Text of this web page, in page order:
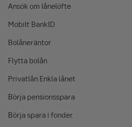
Ansök om lånelöfte
Mobilt BankID
Bolåneräntor
Flytta bolån
Privatlån Enkla lånet
Börja pensionsspara
Börja spara i fonder